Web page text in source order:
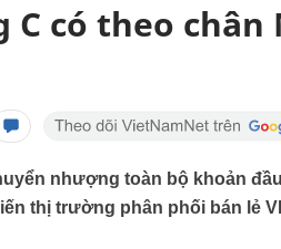
C có theo
nhượng toàn bộ khoản
thị trường phân phối bán lẻ